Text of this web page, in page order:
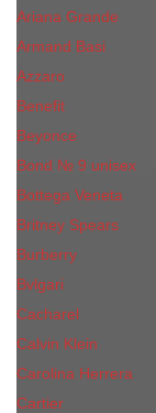
Ariana Grande
Armand Basi
Azzaro
Benefit
Beyonce
Bond № 9 unisex
Bottega Veneta
Britney Spears
Burberry
Bvlgari
Cacharel
Calvin Klein
Carolina Herrera
Cartier